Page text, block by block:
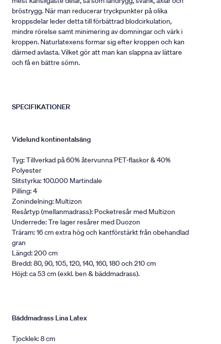
bröstrygg. När man reducerar tryckpunkter på olika
kroppsdelar leder detta till förbättrad blodcirkulation,
mindre rörelse samt minimering av domningar och värk i
kroppen. Naturlatexens formar sig efter kroppen och kan
därmed avlasta. Vilket gör att man kan slappna av lättare
och få en bättre sömn.
SPECIFIKATIONER
Videlund kontinentalsäng
Tyg: Tillverkad på 60% återvunna PET-flaskor & 40%
Polyester
Slitstyrka: 100.000 Martindale
Pilling: 4
Zonindelning: Multizon
Resårtyp (mellanmadrass): Pocketresår med Multizon
Underrede: Tre lager resårer med Duozon
Träram: 16 cm extra hög och kantförstärkt från obehandlad
gran
Längd: 200 cm
Bredd: 80, 90, 105, 120, 140, 160, 180 och 210 cm
Höjd: ca 53 cm (exkl. ben & bäddmadrass).
Bäddmadrass Lina Latex
Tjocklek: 8 cm